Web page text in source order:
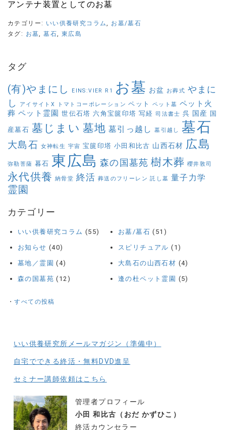
アンテナ装置としてのお墓
カテゴリー: いい供養研究コラム, お墓/墓石
タグ: お墓,墓石, 東広島
タグ
(有)やまにし EINS:VIER R1 お墓 お盆 お葬式 やまに
し
アイサイトX トマトコーポレーション ペット ペット墓 ペット火
葬 ペット霊園 世伝石塔 六角宝篋印塔 写経 司法書士 呉 国産 国
産墓石 墓じまい 墓地 墓引っ越し 墓引越し 墓石
大島石 女神転生 宇宙 宝篋印塔 小田和比古 山西石材 広島
弥勒菩薩 暮石 東広島 森の国墓苑 樹木葬 櫻井敦司
永代供養 納骨堂 終活 葬送のフリーレン 託し墓 量子力学
霊園
カテゴリー
いい供養研究コラム (55) お墓/墓石 (51)
お知らせ (40) スピリチュアル (1)
墓地／霊園 (4) 大島石の山西石材 (4)
森の国墓苑 (12) 逢の杜ペット霊園 (5)
・すべての投稿
いい供養研究所メールマガジン（準備中）
自宅でできる終活・無料DVD進呈
セミナー講師依頼はこちら
管理者プロフィール
小田 和比古（おだ かずひこ）
終活カウンセラー